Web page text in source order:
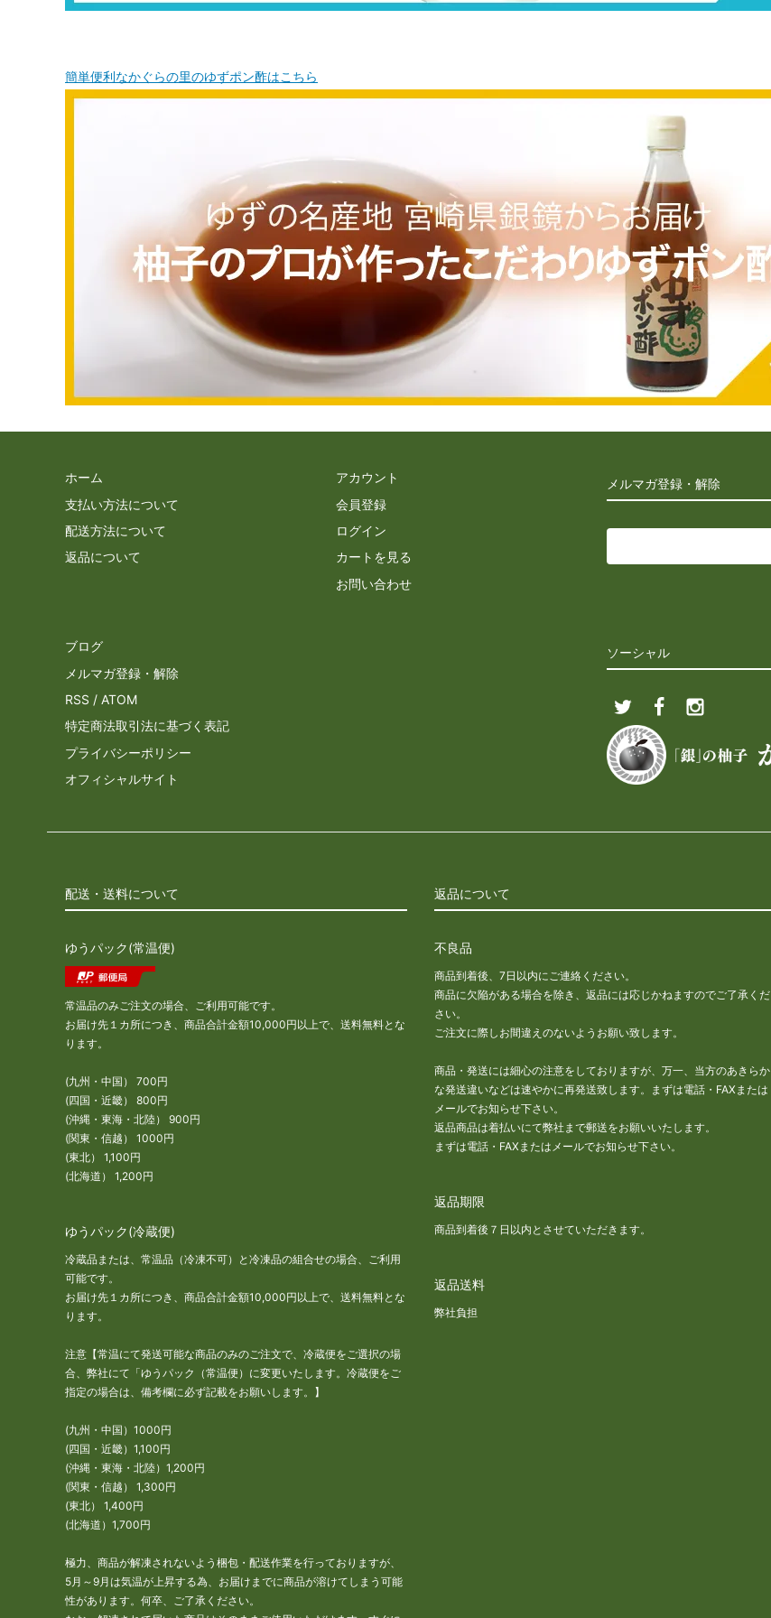
簡単便利なかぐらの里のゆずポン酢はこちら
メルマガ登録・解除
ホーム
支払い方法について
配送方法について
返品について
アカウント
会員登録
ログイン
カートを見る
お問い合わせ
ソーシャル
ブログ
メルマガ登録・解除
RSS / ATOM
特定商法取引法に基づく表記
プライバシーポリシー
オフィシャルサイト
配送・送料について
ゆうパック(常温便)
常温品のみご注文の場合、ご利用可能です。
お届け先１カ所につき、商品合計金額10,000円以上で、送料無料とな
ります。
(九州・中国） 700円
(四国・近畿） 800円
(沖縄・東海・北陸） 900円
(関東・信越） 1000円
(東北） 1,100円
(北海道） 1,200円
ゆうパック(冷蔵便)
冷蔵品または、常温品（冷凍不可）と冷凍品の組合せの場合、ご利用
可能です。
お届け先１カ所につき、商品合計金額10,000円以上で、送料無料とな
ります。
注意【常温にて発送可能な商品のみのご注文で、冷蔵便をご選択の場
合、弊社にて「ゆうパック（常温便）に変更いたします。冷蔵便をご
指定の場合は、備考欄に必ず記載をお願いします。】
(九州・中国）1000円
(四国・近畿）1,100円
(沖縄・東海・北陸）1,200円
(関東・信越） 1,300円
(東北） 1,400円
(北海道）1,700円
極力、商品が解凍されないよう梱包・配送作業を行っておりますが、
5月～9月は気温が上昇する為、お届けまでに商品が溶けてしまう可能
性があります。何卒、ご了承ください。
返品について
不良品
商品到着後、7日以内にご連絡ください。
商品に欠陥がある場合を除き、返品には応じかねますのでご了承くだ
さい。
ご注文に際しお間違えのないようお願い致します。
商品・発送には細心の注意をしておりますが、万一、当方のあきらか
な発送違いなどは速やかに再発送致します。まずは電話・FAXまたは
メールでお知らせ下さい。
返品商品は着払いにて弊社まで郵送をお願いいたします。
まずは電話・FAXまたはメールでお知らせ下さい。
返品期限
商品到着後７日以内とさせていただきます。
返品送料
弊社負担